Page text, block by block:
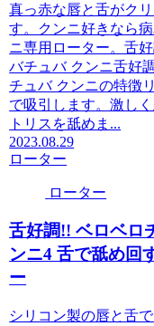
真っ赤な唇と舌がク
す。クンニ好きなら
ニ専用ローター。舌
バチュバ クンニ舌好
チュバ クンニの特徴
で吸引します。激し
トリスを舐めま...
2023.08.29
ローター
ローター
舌好調!! ベロベロ
ンニ4 舌で舐め回
ー
シリコン製の唇と舌